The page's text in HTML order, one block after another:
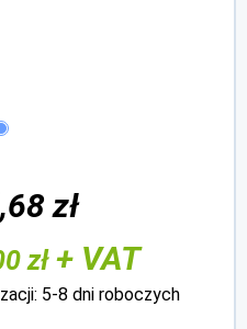
,68 zł
zł+ VAT
5-8 dni roboczych